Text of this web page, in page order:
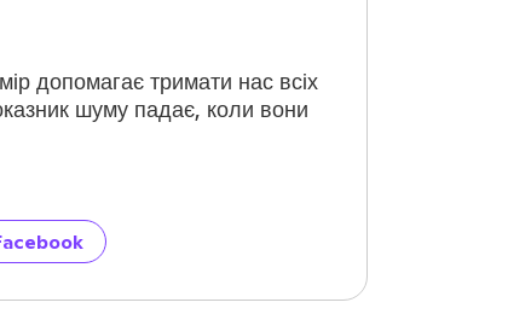
допомагає тримати нас всіх
шуму падає, коли вони